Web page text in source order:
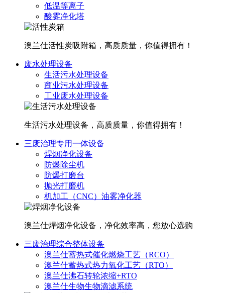
低温等离子
酸雾净化塔
澳兰仕活性炭吸附箱，高质质量，你值得拥有！
废水处理设备
生活污水处理设备
商业污水处理设备
工业废水处理设备
生活污水处理设备，高质质量，你值得拥有！
三废治理专用一体设备
焊烟净化设备
防爆除尘机
防爆打磨台
抛光打磨机
机加工（CNC）油雾净化器
澳兰仕焊烟净化设备，净化效率高，您放心选购
三废治理综合整体设备
澳兰仕蓄热式催化燃烧工艺（RCO）
澳兰仕蓄热式热力氧化工艺（RTO）
澳兰仕沸石转轮浓缩+RTO
澳兰仕生物生物滴滤系统